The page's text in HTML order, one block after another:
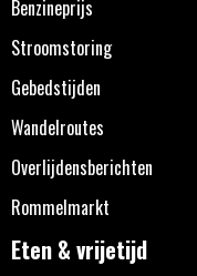
Benzineprijs
Stroomstoring
Gebedstijden
Wandelroutes
Overlijdensberichten
Rommelmarkt
Eten & vrijetijd